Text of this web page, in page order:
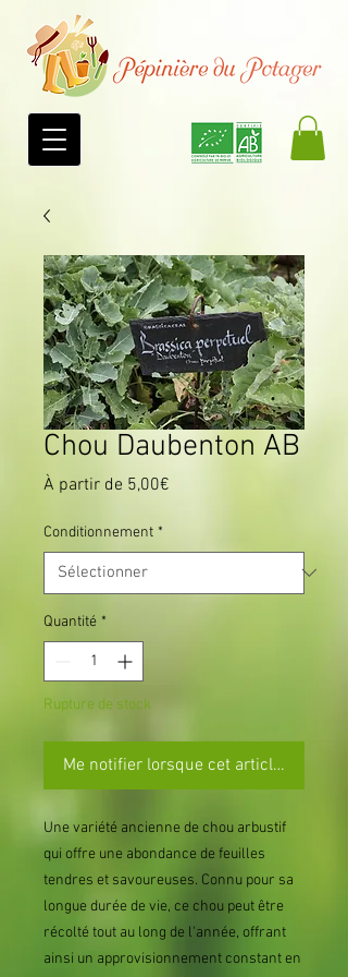
Chou Daubenton AB
À partir de 5,00€
Conditionnement *
Quantité *
Rupture de stock
Me notifier lorsque cet article est
Une variété ancienne de chou arbustif
qui offre une abondance de feuilles
tendres et savoureuses. Connu pour sa
longue durée de vie, ce chou peut être
récolté tout au long de l'année, offrant
ainsi un approvisionnement constant en